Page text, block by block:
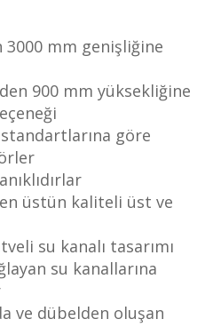
mm genişliğine
900 mm yüksekliğine
standartlarına göre
üstün kaliteli üst ve
su kanalı tasarımı
su kanallarına
ve dübelden oluşan